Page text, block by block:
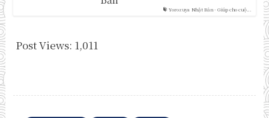
Yorozuya Nhật Bản - Giúp cho cuộ...
Post Views: 1,011